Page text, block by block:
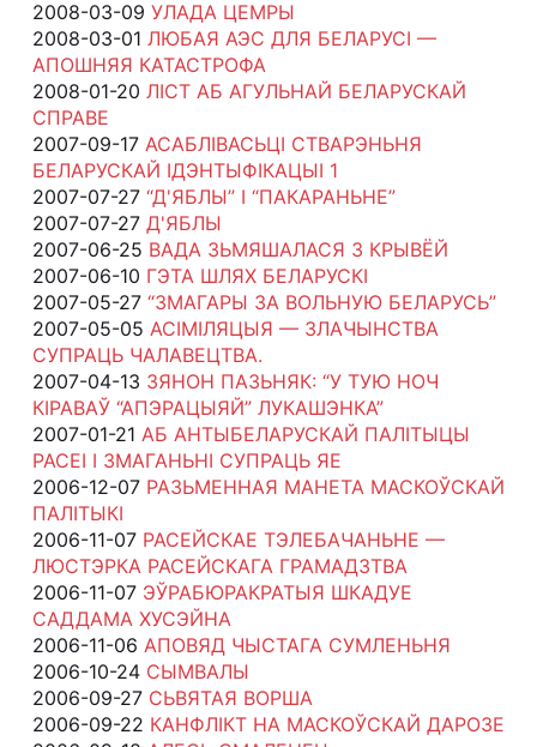
2008-03-09 УЛАДА ЦЕМРЫ
2008-03-01 ЛЮБАЯ АЭС ДЛЯ БЕЛАРУСІ —
АПОШНЯЯ КАТАСТРОФА
2008-01-20 ЛІСТ АБ АГУЛЬНАЙ БЕЛАРУСКАЙ
СПРАВЕ
2007-09-17 АСАБЛІВАСЬЦІ СТВАРЭНЬНЯ
БЕЛАРУСКАЙ ІДЭНТЫФІКАЦЫІ 1
2007-07-27 “Д'ЯБЛЫ” І “ПАКАРАНЬНЕ”
2007-07-27 Д'ЯБЛЫ
2007-06-25 ВАДА ЗЬМЯШАЛАСЯ З КРЫВЁЙ
2007-06-10 ГЭТА ШЛЯХ БЕЛАРУСКІ
2007-05-27 “ЗМАГАРЫ ЗА ВОЛЬНУЮ БЕЛАРУСЬ”
2007-05-05 АСІМІЛЯЦЫЯ — ЗЛАЧЫНСТВА
СУПРАЦЬ ЧАЛАВЕЦТВА.
2007-04-13 ЗЯНОН ПАЗЬНЯК: “У ТУЮ НОЧ
КІРАВАЎ “АПЭРАЦЫЯЙ” ЛУКАШЭНКА”
2007-01-21 АБ АНТЫБЕЛАРУСКАЙ ПАЛІТЫЦЫ
РАСЕІ І ЗМАГАНЬНІ СУПРАЦЬ ЯЕ
2006-12-07 РАЗЬМЕННАЯ МАНЕТА МАСКОЎСКАЙ
ПАЛІТЫКІ
2006-11-07 РАСЕЙСКАЕ ТЭЛЕБАЧАНЬНЕ —
ЛЮСТЭРКА РАСЕЙСКАГА ГРАМАДЗТВА
2006-11-07 ЭЎРАБЮРАКРАТЫЯ ШКАДУЕ
САДДАМА ХУСЭЙНА
2006-11-06 АПОВЯД ЧЫСТАГА СУМЛЕНЬНЯ
2006-10-24 СЫМВАЛЫ
2006-09-27 СЬВЯТАЯ ВОРША
2006-09-22 КАНФЛІКТ НА МАСКОЎСКАЙ ДАРОЗЕ